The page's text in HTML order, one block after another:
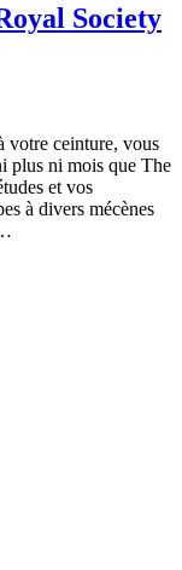
Society
votre ceinture, vous
plus ni mois que The
et vos
à divers mécènes